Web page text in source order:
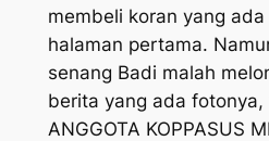
membeli koran yang
halaman pertama.
senang Badi malah
berita yang ada fotonya,
ANGGOTA KOPPASUS